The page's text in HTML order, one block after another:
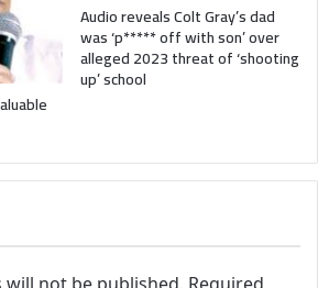
Audio reveals Colt Gray’s dad
was ‘p***** off with son’ over
alleged 2023 threat of ‘shooting
up’ school